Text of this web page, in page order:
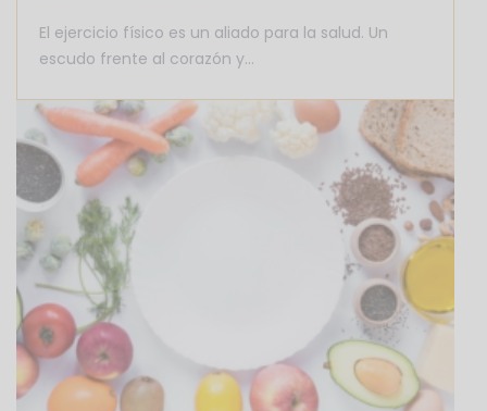
El ejercicio físico es un aliado para la salud. Un
escudo frente al corazón y…